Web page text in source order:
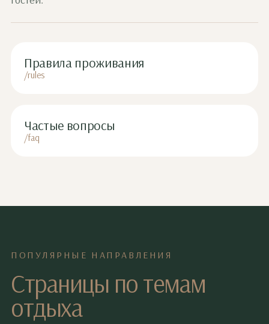
Правила проживания
/rules
Частые вопросы
/faq
ПОПУЛЯРНЫЕ НАПРАВЛЕНИЯ
Страницы по темам
отдыха